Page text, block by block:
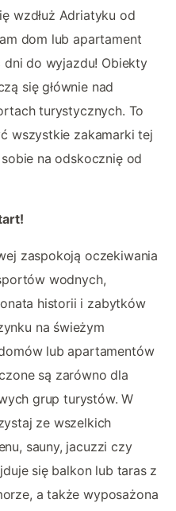
wzdłuż Adriatyku od
dom lub apartament
do wyjazdu! Obiekty
się głównie nad
turystycznych. To
wszystkie zakamarki tej
na odskocznię od
zaspokoją oczekiwania
wodnych,
historii i zabytków
na świeżym
lub apartamentów
są zarówno dla
grup turystów. W
ze wszelkich
sauny, jacuzzi czy
się balkon lub taras z
a także wyposażona